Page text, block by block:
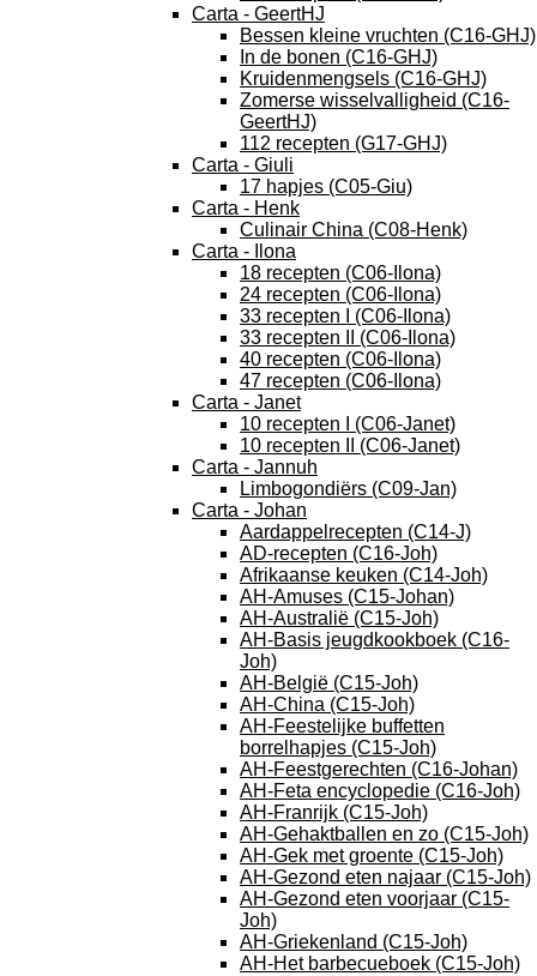
Carta - GeertHJ
Bessen kleine vruchten (C16-GHJ)
In de bonen (C16-GHJ)
Kruidenmengsels (C16-GHJ)
Zomerse wisselvalligheid (C16-
GeertHJ)
112 recepten (G17-GHJ)
Carta - Giuli
17 hapjes (C05-Giu)
Carta - Henk
Culinair China (C08-Henk)
Carta - Ilona
18 recepten (C06-Ilona)
24 recepten (C06-Ilona)
33 recepten I (C06-Ilona)
33 recepten II (C06-Ilona)
40 recepten (C06-Ilona)
47 recepten (C06-Ilona)
Carta - Janet
10 recepten I (C06-Janet)
10 recepten II (C06-Janet)
Carta - Jannuh
Limbogondiërs (C09-Jan)
Carta - Johan
Aardappelrecepten (C14-J)
AD-recepten (C16-Joh)
Afrikaanse keuken (C14-Joh)
AH-Amuses (C15-Johan)
AH-Australië (C15-Joh)
AH-Basis jeugdkookboek (C16-
Joh)
AH-België (C15-Joh)
AH-China (C15-Joh)
AH-Feestelijke buffetten
borrelhapjes (C15-Joh)
AH-Feestgerechten (C16-Johan)
AH-Feta encyclopedie (C16-Joh)
AH-Franrijk (C15-Joh)
AH-Gehaktballen en zo (C15-Joh)
AH-Gek met groente (C15-Joh)
AH-Gezond eten najaar (C15-Joh)
AH-Gezond eten voorjaar (C15-
Joh)
AH-Griekenland (C15-Joh)
AH-Het barbecueboek (C15-Joh)